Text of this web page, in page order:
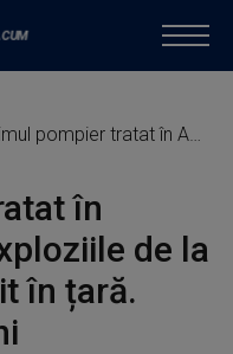
tratat în Austria, rănit în exploziile de la Crevedia, a revenit în țară. Radu are 28 de ani
în
de la
în țară.